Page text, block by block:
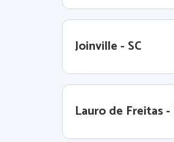
Joinville - SC
Lauro de Freitas -